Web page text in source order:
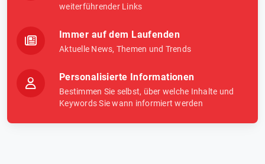
weiterführender Links
Immer auf dem Laufenden
Aktuelle News, Themen und Trends
Personalisierte Informationen
Bestimmen Sie selbst, über welche Inhalte und
Keywords Sie wann informiert werden